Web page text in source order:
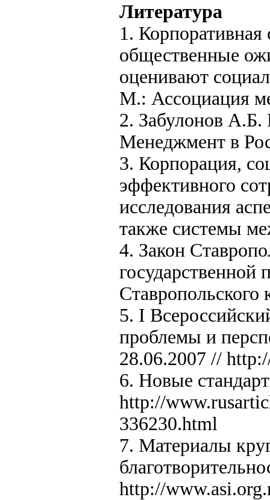
Литература
1. Корпоративная
общественные
оценивают
М.: Ассоциация
2. Забулонов А.Б.
Менеджмент в
3. Корпорация,
эффективного
исследования
также системы
4. Закон
государственной
Cтавропольского
5. I
проблемы и
28.06.2007 //
6. Новые
http://
336230.html
7. Материалы
http://